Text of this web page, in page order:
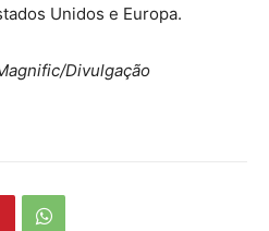
Unidos e Europa.
Divulgação